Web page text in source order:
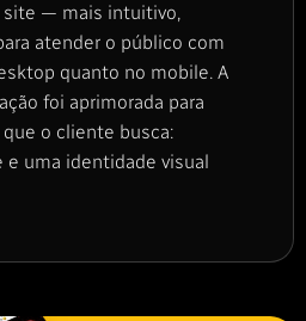
site — mais intuitivo,
atender o público com
quanto no mobile. A
foi aprimorada para
o cliente busca:
e uma identidade visual